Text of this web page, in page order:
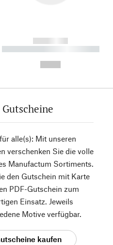
------------
----------- ----------- ----------
Gutscheine
alle(s): Mit unseren
verschenken Sie die volle
Manufactum Sortiments.
den Gutschein mit Karte
PDF-Gutschein zum
Einsatz. Jeweils
Motive verfügbar.
kaufen